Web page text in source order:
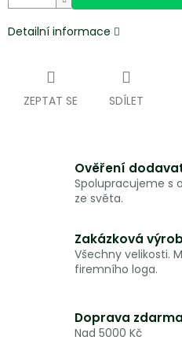
Detailní informace
ZEPTAT SE SDÍLET
Ověření
Spolupracujeme s
ze světa.
Zakázková
Všechny velikosti.
firemního loga.
Doprava zdarma
Nad 5000 Kč